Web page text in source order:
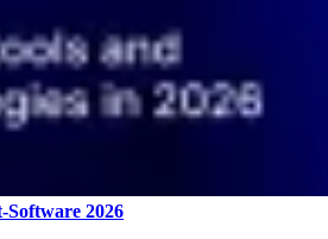
Software 2026